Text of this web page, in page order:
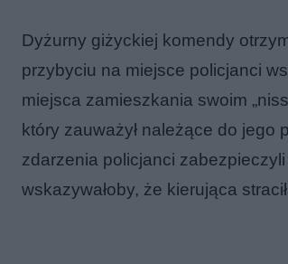
Dyżurny giżyckiej komendy
przybyciu na miejsce policjanci
miejsca zamieszkania swoim
który zauważył należące do jego
zdarzenia policjanci
wskazywałoby, że kierująca